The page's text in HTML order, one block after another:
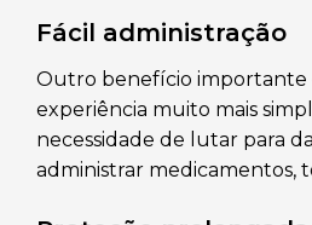
Fácil administração
Outro benefício importante
experiência muito mais
necessidade de lutar para
administrar medicamentos,